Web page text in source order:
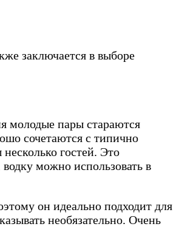
заключается в выборе
молодые пары стараются
сочетаются с типично
гостей. Это
можно использовать в
он идеально подходит для
необязательно. Очень